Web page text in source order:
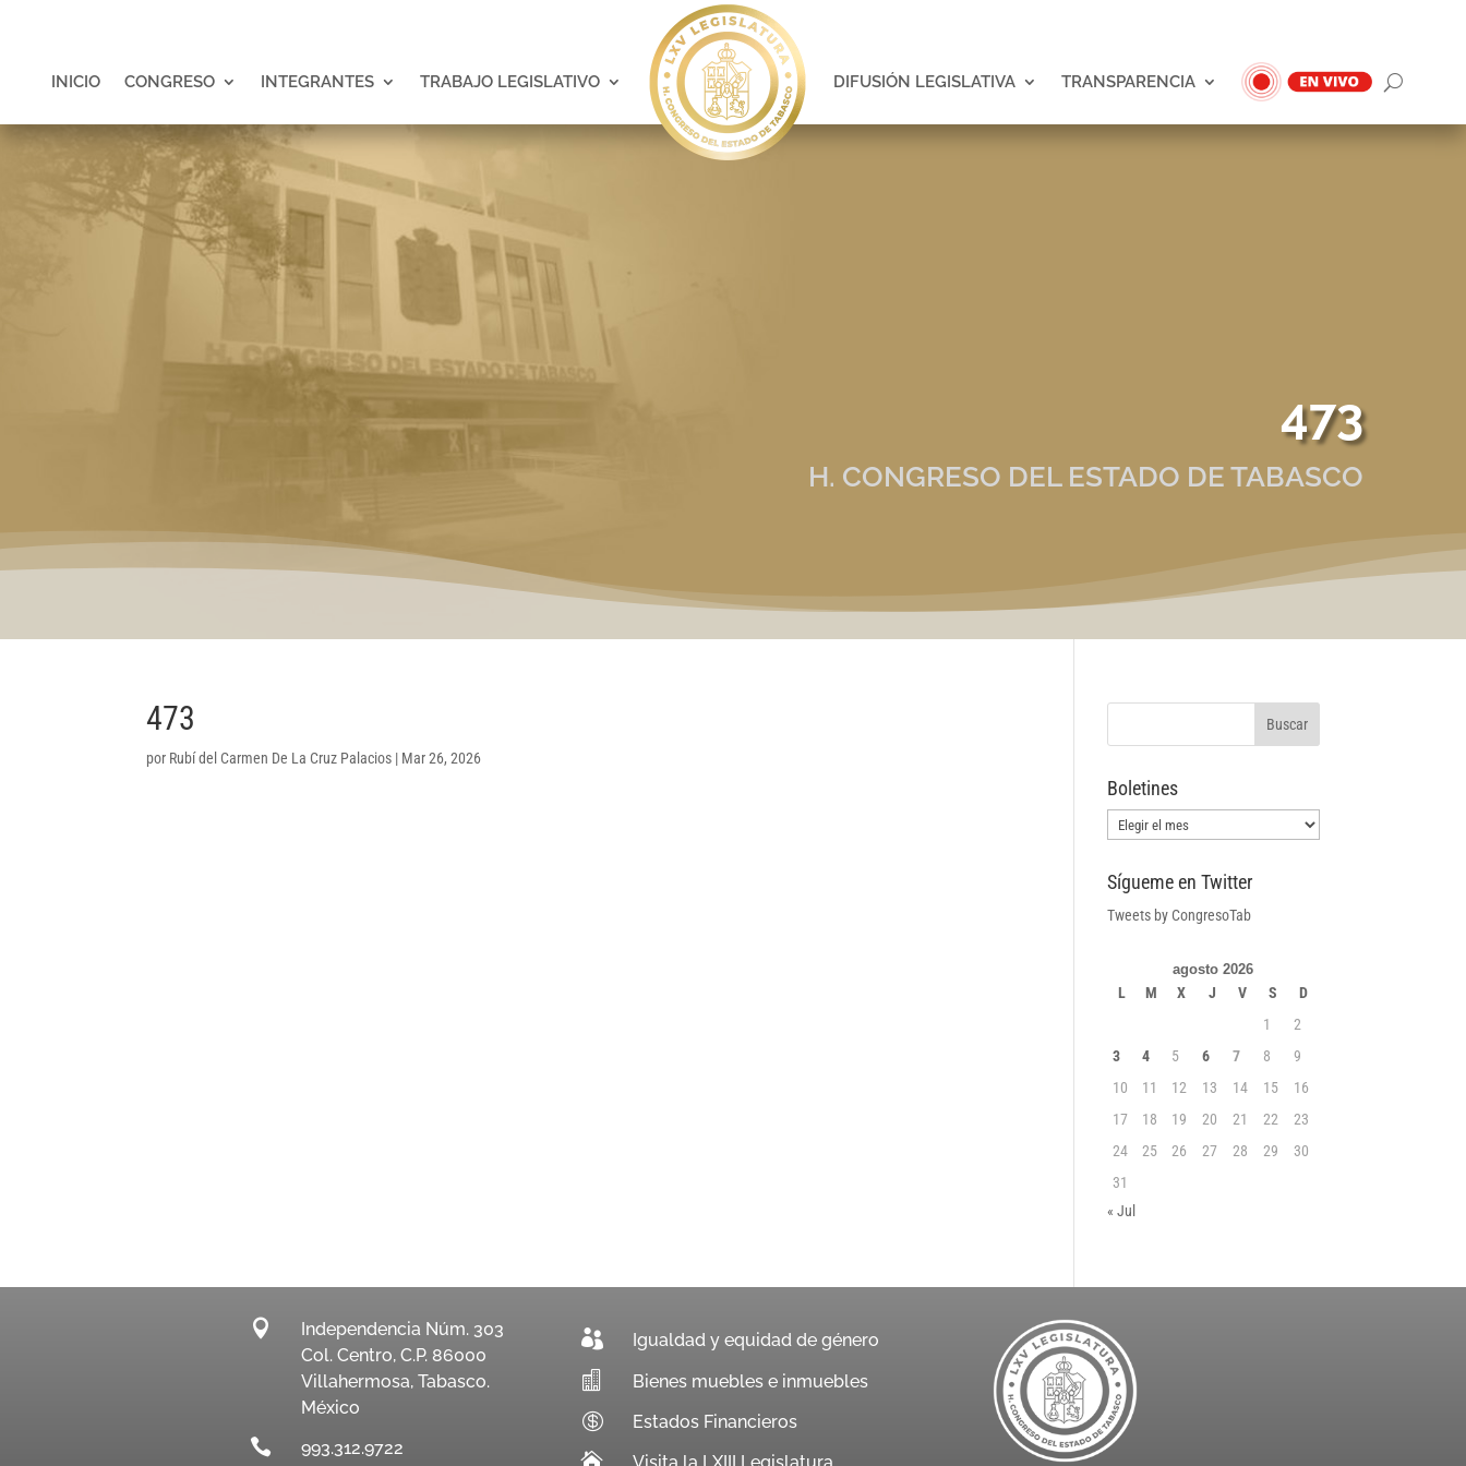
INICIO CONGRESO INTEGRANTES TRABAJO LEGISLATIVO DIFUSIÓN LEGISLATIVA TRANSPARENCIA
473
H. CONGRESO DEL ESTADO DE TABASCO
473
por Rubí del Carmen De La Cruz Palacios | Mar 26, 2026
Boletines
Boletines
Sígueme en Twitter
Tweets by CongresoTab
agosto 2026
L M X J V S
D
1
2
3
4 5 6 7 8
9
10
11 12 13 14 15
16
17
18 19 20 21 22
23
24
25 26 27 28 29
30
31
« Jul

Independencia Núm. 303
Col. Centro, C.P. 86000
Villahermosa, Tabasco.
México

993.312.9722
 Igualdad y equidad de género
 Bienes muebles e inmuebles
 Estados Financieros
